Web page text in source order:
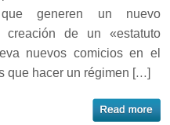
que generen un nuevo
creación de un «estatuto
nuevos comicios en el
que hacer un régimen […]